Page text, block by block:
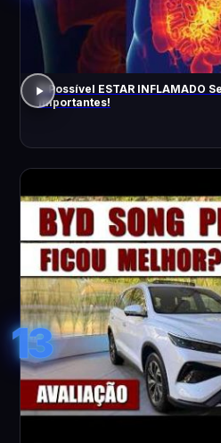
É Possível ESTAR INFLAMADO
Importantes!
13